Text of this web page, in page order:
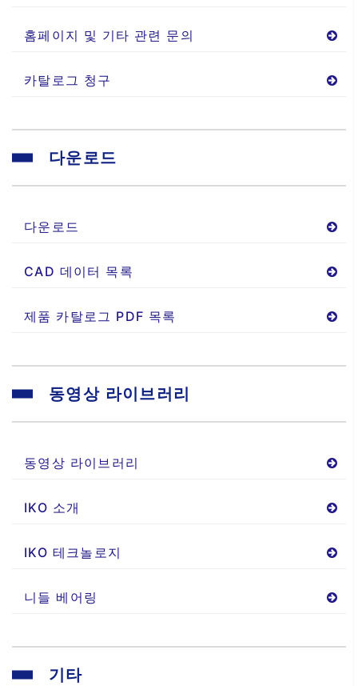
홈페이지 및 기타 관련 문의
카탈로그 청구
다운로드
다운로드
CAD 데이터 목록
제품 카탈로그 PDF 목록
동영상 라이브러리
동영상 라이브러리
IKO 소개
IKO 테크놀로지
니들 베어링
기타